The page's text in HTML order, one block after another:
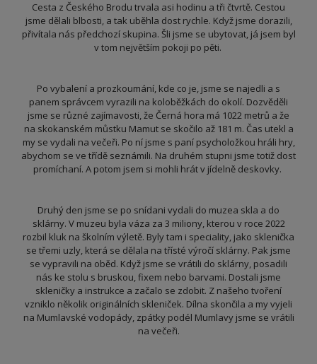
Cesta z Českého Brodu trvala asi hodinu a tři čtvrtě. Cestou
jsme dělali blbosti, a tak uběhla dost rychle. Když jsme dorazili,
přivítala nás předchozí skupina. Šli jsme se ubytovat, já jsem byl
v tom největším pokoji po pěti.
Po vybalení a prozkoumání, kde co je, jsme se najedli a s
panem správcem vyrazili na koloběžkách do okolí. Dozvěděli
jsme se různé zajímavosti, že Černá hora má 1022 metrů a že
na skokanském můstku Mamut se skočilo až 181 m. Čas utekl a
my se vydali na večeři. Po ní jsme s paní psycholožkou hráli hry,
abychom se ve třídě seznámili. Na druhém stupni jsme totiž dost
promíchaní. A potom jsem si mohli hrát v jídelně deskovky.
Druhý den jsme se po snídani vydali do muzea skla a do
sklárny. V muzeu byla váza za 3 miliony, kterou v roce 2022
rozbil kluk na školním výletě. Byly tam i speciality, jako sklenička
se třemi uzly, která se dělala na třísté výročí sklárny. Pak jsme
se vypravili na oběd. Když jsme se vrátili do sklárny, posadili
nás ke stolu s bruskou, fixem nebo barvami. Dostali jsme
skleničky a instrukce a začalo se zdobit. Z našeho tvoření
vzniklo několik originálních skleniček. Dílna skončila a my vyjeli
na Mumlavské vodopády, zpátky podél Mumlavy jsme se vrátili
na večeři.